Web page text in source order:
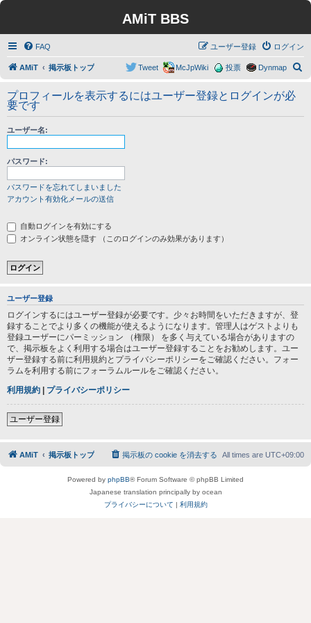
AMiT BBS
FAQ ログイン
ユーザー登録
AMiT 掲示板トップ Dynmap
投票
McJpWiki
Tweet
プロフィールを表示するにはユーザー登録とログインが必
要です
ユーザー名:
パスワード:
パスワードを忘れてしまいました
アカウント有効化メールの送信
自動ログインを有効にする
オンライン状態を隠す （このログインのみ効果があります）
ユーザー登録
ログインするにはユーザー登録が必要です。少々お時間をいただきますが、登
録することでより多くの機能が使えるようになります。管理人はゲストよりも
登録ユーザーにパーミッション （権限） を多く与えている場合がありますの
で、掲示板をよく利用する場合はユーザー登録することをお勧めします。ユー
ザー登録する前に利用規約とプライバシーポリシーをご確認ください。フォー
ラムを利用する前にフォーラムルールをご確認ください。
利用規約 | プライバシーポリシー
ユーザー登録
AMiT 掲示板トップ All times are UTC+09:00
掲示板の cookie を消去する
Powered by phpBB® Forum Software © phpBB Limited
Japanese translation principally by ocean
プライバシーについて | 利用規約